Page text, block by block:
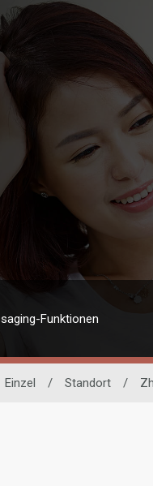
Funktionen
Einzel / Standort /